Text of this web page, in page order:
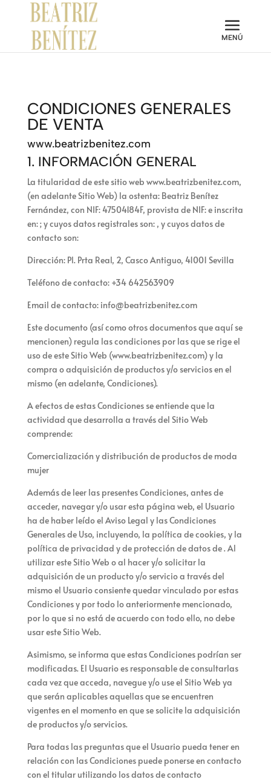
CONDICIONES GENERALES
DE VENTA
www.beatrizbenitez.com
1. INFORMACIÓN GENERAL
La titularidad de este sitio web www.beatrizbenitez.com,
(en adelante Sitio Web) la ostenta: Beatriz Benítez
Fernández, con NIF: 47504184F, provista de NIF:e inscrita
en:; y cuyos datos registrales son: , y cuyos datos de
contacto son:
Dirección: Pl. Prta Real, 2, Casco Antiguo, 41001 Sevilla
Teléfono de contacto: +34 642563909
Email de contacto: info@beatrizbenitez.com
Este documento (así como otros documentos que aquí se
mencionen) regula las condiciones por las que se rige el
uso de este Sitio Web (www.beatrizbenitez.com) y la
compra o adquisición de productos y/o servicios en el
mismo (en adelante, Condiciones).
A efectos de estas Condiciones se entiende que la
actividad quedesarrolla a través del Sitio Web
comprende:
Comercialización y distribución de productos de moda
mujer
Además de leer las presentes Condiciones, antes de
acceder, navegar y/o usar esta página web, el Usuario
ha de haber leído el Aviso Legal y las Condiciones
Generales de Uso, incluyendo, la política de cookies, y la
política de privacidad y de protección de datos de. Al
utilizar este Sitio Web o al hacer y/o solicitar la
adquisición de un producto y/o servicio a través del
mismo el Usuario consiente quedar vinculado por estas
Condiciones y por todo lo anteriormente mencionado,
por lo que si no está de acuerdo con todo ello, no debe
usar este Sitio Web.
Asimismo, se informa que estas Condiciones podrían ser
modificadas. El Usuario es responsable de consultarlas
cada vez que acceda, navegue y/o use el Sitio Web ya
que serán aplicables aquellas que se encuentren
vigentes en el momento en que se solicite la adquisición
de productos y/o servicios.
Para todas las preguntas que el Usuario pueda tener en
relación con las Condiciones puede ponerse en contacto
con el titular utilizando los datos de contacto